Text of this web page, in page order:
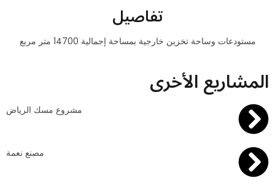
المشاريع الأخرى
مشروع مسك الرياض
مصنع نعمة
تفاصيل
مستودعات وساحة تخزين خارجية بمساحة إجمالية 14700 متر مربع